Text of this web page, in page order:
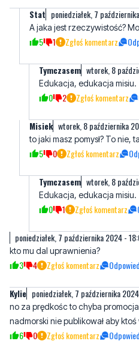
Stat poniedziałek, 7
A jaka jest rzeczywistość?
5 1 Zgłoś komentarz
Tymczasem wtorek, 8
Edukacja, edukacja misiu.
0 2 Zgłoś komentarz
Misiek wtorek, 8 października
to jaki masz pomysł? To nie,
5 0 Zgłoś komentarz
Tymczasem wtorek, 8
Edukacja, edukacja misiu.
0 1 Zgłoś komentarz
poniedziałek, 7 października 2024 -
kto mu dal uprawnienia?
3 4 Zgłoś komentarz
Kylie poniedziałek, 7 października
no za prędkośc to chyba
nadmorski nie publikował aby ktoś
6 0 Zgłoś komentarz